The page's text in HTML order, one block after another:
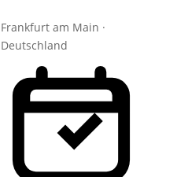
Frankfurt am Main ·
Deutschland